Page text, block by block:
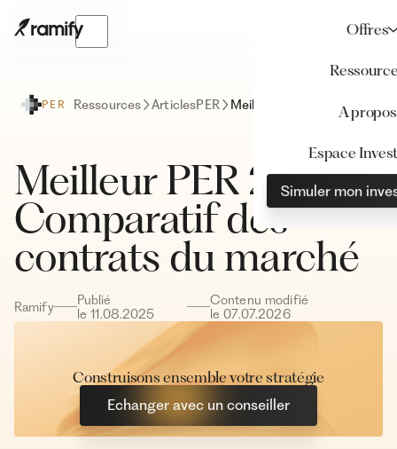
Offres
A propos
Espace
Simuler mon
PER Ressources ArticlesPER Meilleur PER 2026 : Comparatif des contrats du marché
Meilleur PER 2026 :
Comparatif des
contrats du marché
Ramify
Publié
le11.08.2025
Contenu modifié
le07.07.2026
Construisons ensemble votre stratégie
Echanger avec un conseiller